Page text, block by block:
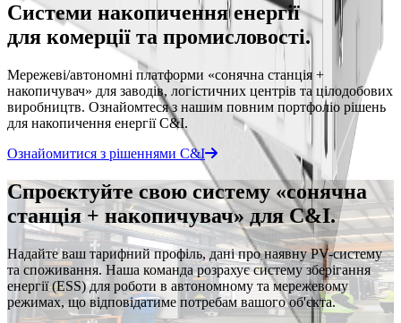
Системи накопичення енергії
для комерції та промисловості.
Мережеві/автономні платформи «сонячна станція +
накопичувач» для заводів, логістичних центрів та цілодобових
виробництв. Ознайомтеся з нашим повним портфоліо рішень
для накопичення енергії C&I.
Ознайомитися з рішеннями C&I
Спроєктуйте свою систему «сонячна
станція + накопичувач» для C&I.
Надайте ваш тарифний профіль, дані про наявну PV-систему
та споживання. Наша команда розрахує систему зберігання
енергії (ESS) для роботи в автономному та мережевому
режимах, що відповідатиме потребам вашого об'єкта.